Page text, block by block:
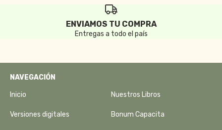
ENVIAMOS TU COMPRA
Entregas a todo el país
NAVEGACIÓN
Inicio Nuestros Libros
Versiones digitales Bonum Capacita